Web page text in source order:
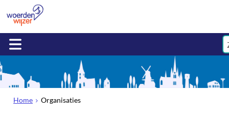
Home Organisaties